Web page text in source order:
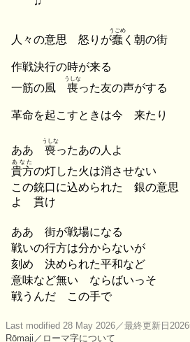
人々の意思 怒りが蠢
うごめ
く朝の街
作戦決行の時が来る
一筋の風 喪
うしな
った友の声がする
革命を起こすときは今 来たり
ああ 喪
うしな
ったあの人よ
貴方
あなた
の灯した火は消させない
この銃口に込められた 銀の意思
よ 貫け
ああ 街が戦場になる
戦いの行方は分からないが
刻め 決められた平和など
意味など無い ならばいっそ
戦うんだ この手で
Last modified 28 May 2026／最終更新日
Rōmaji／ローマ字について